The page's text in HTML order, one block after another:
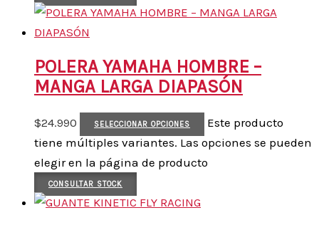
POLERA YAMAHA HOMBRE –
MANGA LARGA DIAPASÓN
$24.990 SELECCIONAR OPCIONES
Este producto
tiene múltiples variantes. Las opciones se pueden
elegir en la página de producto
CONSULTAR STOCK